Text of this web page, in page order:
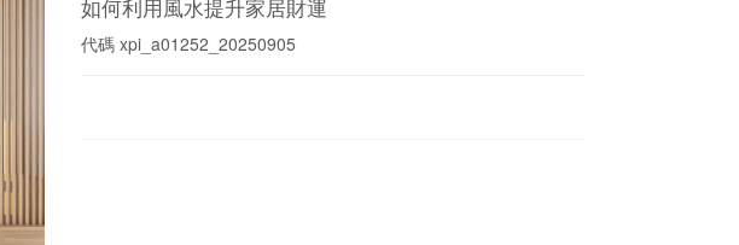
如何利用風水提升家居財運
代碼 xpi_a01252_20250905